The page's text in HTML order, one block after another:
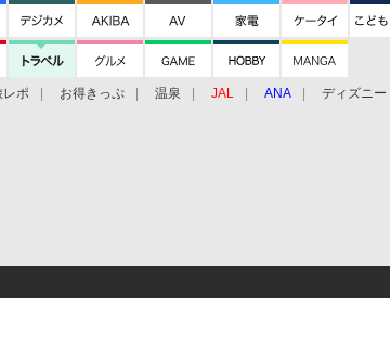
レポ お得きっぷ 温泉 JAL ANA ディズニー